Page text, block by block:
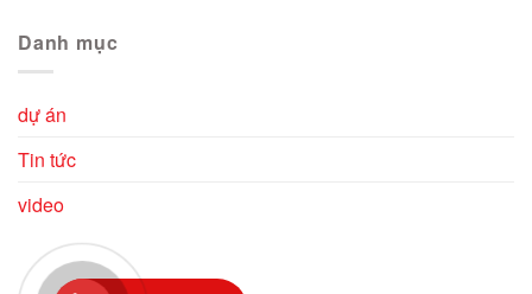
Danh mục
dự án
Tin tức
video